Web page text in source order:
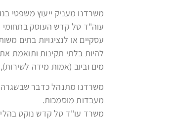
משרדנו מעניק ייעוץ משפטי
עוה"ד טל קדש העוסק בתחומי
עסקיים או לנציגויות בתים
להיות בלתי תקינות ותואמת
מים וביוב (אמות מידה לשירות),
משרדנו מתנהל כדבר שבשגרה
מעבדות מוסמכות.
משרד עו"ד טל קדש נוקט